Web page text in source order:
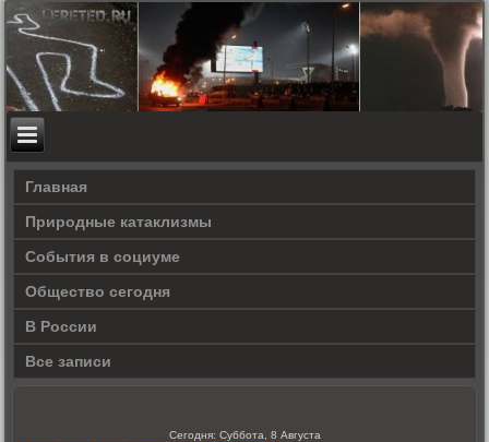
Главная
Природные катаклизмы
События в социуме
Общество сегодня
В России
Все записи
Сегодня: Суббота, 8 Августа